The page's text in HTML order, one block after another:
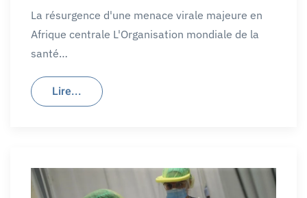
La résurgence d'une menace virale majeure en
Afrique centrale L'Organisation mondiale de la
santé…
Lire...